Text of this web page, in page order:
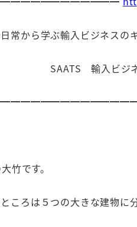
から学ぶ輸入ビジネスの
ジネス講師
竹です。
ころは５つの大きな建物に